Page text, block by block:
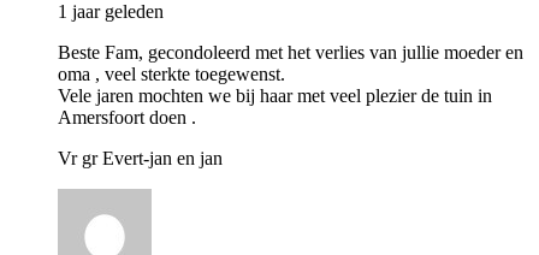
1 jaar geleden
Beste Fam, gecondoleerd met het verlies van jullie moeder en
oma , veel sterkte toegewenst.
Vele jaren mochten we bij haar met veel plezier de tuin in
Amersfoort doen .
Vr gr Evert-jan en jan